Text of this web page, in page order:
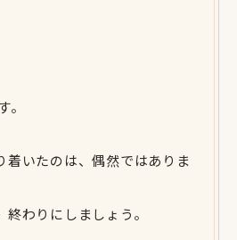
着いたのは、偶然ではありま
わりにしましょう。